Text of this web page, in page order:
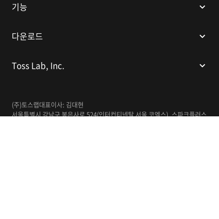
기능
다운로드
Toss Lab, Inc.
(주)토스랩대표이사: 김대현
서울특별시 강남구 봉은사로 524(인터컨티넨탈 서울 코엑스), 스파크플러스